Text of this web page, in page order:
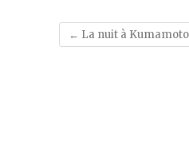
← La nuit à Kumamoto